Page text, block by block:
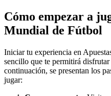
Cómo empezar a
Mundial de Fútbol
Iniciar tu experiencia en
sencillo que te permitirá
continuación, se presentan los
jugar: